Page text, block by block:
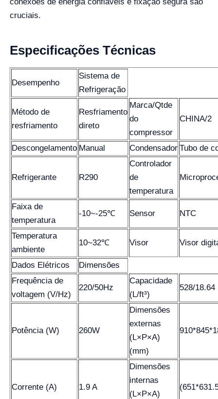
cruciais.
Especificações Técnicas
Desempenho
Sistema de
Refrigeração
Método de
resfriamento
Resfriamento
direto
Marca/Qtde
do
compressor
CHINA/2
Descongelamento Manual Condensador Tubo de
Refrigerante R290
Controlador
de
temperatura
Faixa de
temperatura
-10~-25℃ Sensor NTC
Temperatura
ambiente
10~32℃ Visor Visor
Dados Elétricos
Dimensões
Frequência de
voltagem (V/Hz)
220/50Hz
Capacidade
(L/ft³)
528/18.64
Potência (W) 260W
Dimensões
externas
(L×P×A)
(mm)
Corrente (A) 1.9 A
Dimensões
internas
(L×P×A)